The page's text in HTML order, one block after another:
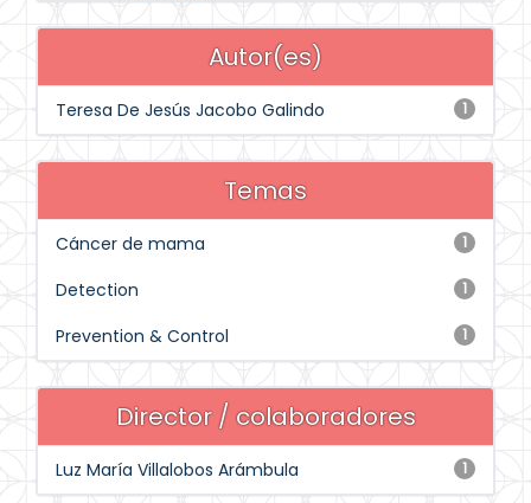
Autor(es)
1
Teresa De Jesús Jacobo Galindo
Temas
1
Cáncer de mama
1
Detection
1
Prevention & Control
Director / colaboradores
1
Luz María Villalobos Arámbula